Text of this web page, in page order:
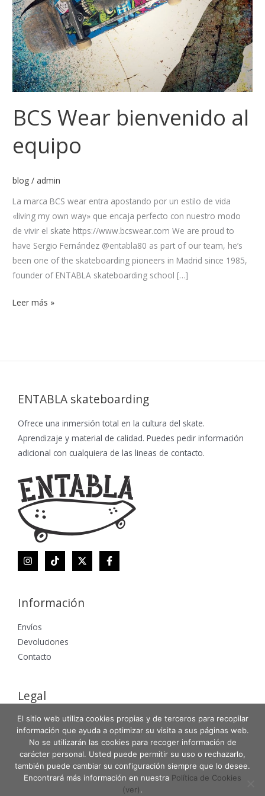
BCS Wear bienvenido al
equipo
blog / admin
La marca BCS wear entra apostando por un estilo de vida
«living my own way» que encaja perfecto con nuestro modo
de vivir el skate https://www.bcswear.com We are proud to
have Sergio Fernández @entabla80 as part of our team, he’s
been one of the skateboarding pioneers in Madrid since 1985,
founder of ENTABLA skateboarding school […]
Leer más »
ENTABLA skateboarding
Ofrece una inmersión total en la cultura del skate.
Aprendizaje y material de calidad. Puedes pedir información
adicional con cualquiera de las lineas de contacto.
Información
Envíos
Devoluciones
Contacto
Legal
Aviso Legal
Política de Privacidad
Política de Cookies
El sitio web utiliza cookies propias y de terceros para recopilar
información que ayuda a optimizar su visita a sus páginas web.
No se utilizarán las cookies para recoger información de
carácter personal. Usted puede permitir su uso o rechazarlo,
también puede cambiar su configuración siempre que lo desee.
Encontrará más información en nuestra Política de Cookies
(ver).